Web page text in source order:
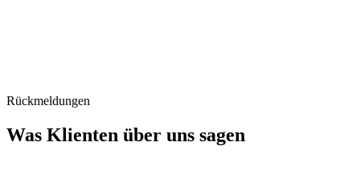
Rückmeldungen
Was Klienten über uns sagen